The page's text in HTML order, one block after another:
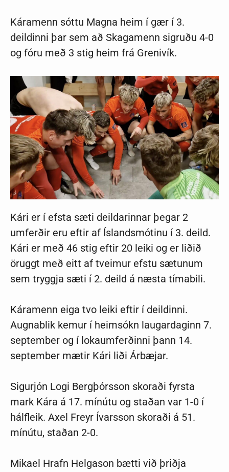
Káramenn sóttu Magna heim í gær í 3.
deildinni þar sem að Skagamenn sigruðu 4-0
og fóru með 3 stig heim frá Grenivík.
Kári er í efsta sæti deildarinnar þegar 2
umferðir eru eftir af Íslandsmótinu í 3. deild.
Kári er með 46 stig eftir 20 leiki og er liðið
öruggt með eitt af tveimur efstu sætunum
sem tryggja sæti í 2. deild á næsta tímabili.
Káramenn eiga tvo leiki eftir í deildinni.
Augnablik kemur í heimsókn laugardaginn 7.
september og í lokaumferðinni þann 14.
september mætir Kári liði Árbæjar.
Sigurjón Logi Bergþórsson skoraði fyrsta
mark Kára á 17. mínútu og staðan var 1-0 í
hálfleik. Axel Freyr Ívarsson skoraði á 51.
mínútu, staðan 2-0.
Mikael Hrafn Helgason bætti við þriðja